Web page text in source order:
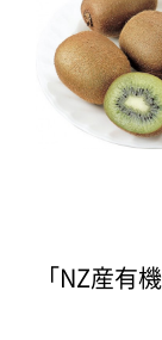
「NZ産有